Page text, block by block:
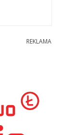
REKLAMA